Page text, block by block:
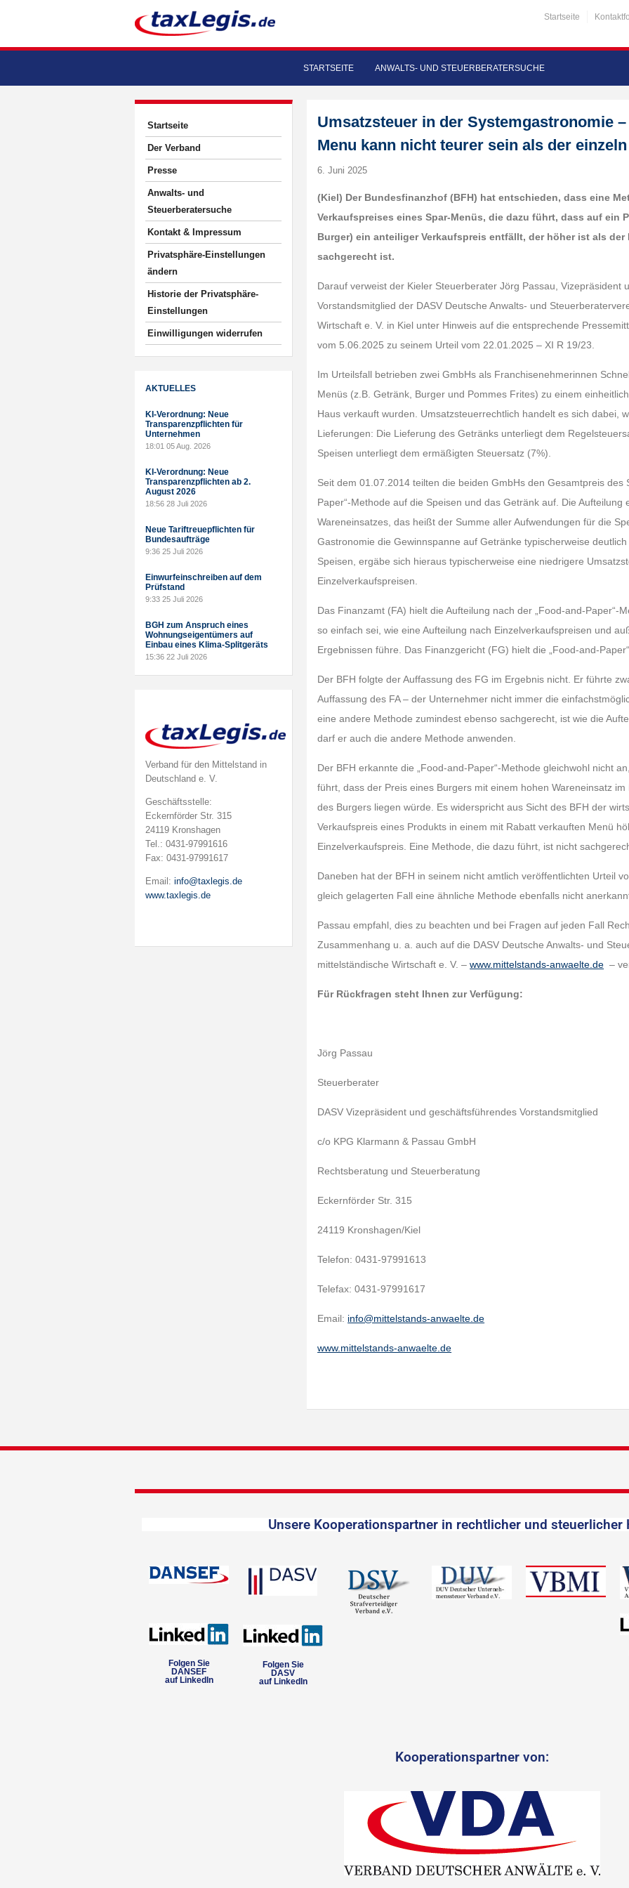
Startseite
STARTSEITE ANWALTS- UND STEUERBERATERSUCHE
Startseite
Der Verband
Presse
Anwalts- und
Steuerberatersuche
Kontakt & Impressum
Privatsphäre-Einstellungen
ändern
Historie der Privatsphäre-
Einstellungen
Einwilligungen widerrufen
AKTUELLES
KI-Verordnung: Neue
Transparenzpflichten für
Unternehmen
18:01 05 Aug. 2026
KI-Verordnung: Neue
Transparenzpflichten ab 2.
August 2026
18:56 28 Juli 2026
Neue Tariftreuepflichten für
Bundesaufträge
9:36 25 Juli 2026
Einwurfeinschreiben auf dem
Prüfstand
9:33 25 Juli 2026
BGH zum Anspruch eines
Wohnungseigentümers auf
Einbau eines Klima-Splitgeräts
15:36 22 Juli 2026
Verband für den Mittelstand in
Deutschland e. V.
Geschäftsstelle:
Eckernförder Str. 315
24119 Kronshagen
Tel.: 0431-97991616
Fax: 0431-97991617
Email: info@taxlegis.de
www.taxlegis.de
Umsatzsteuer in der Systemgastronomie
Menu kann nicht teurer sein als der
6. Juni 2025
(Kiel) Der Bundesfinanzhof (BFH) hat entschieden, dass eine
Verkaufspreises eines Spar-Menüs, die dazu führt, dass auf ein
Burger) ein anteiliger Verkaufspreis entfällt, der höher ist als
sachgerecht ist.
Darauf verweist der Kieler Steuerberater Jörg Passau, Vizepräsident
Vorstandsmitglied der DASV Deutsche Anwalts- und
Wirtschaft e. V. in Kiel unter Hinweis auf die entsprechende
vom 5.06.2025 zu seinem Urteil vom 22.01.2025 – XI R 19/23.
Im Urteilsfall betrieben zwei GmbHs als Franchisenehmerinnen
Menüs (z.B. Getränk, Burger und Pommes Frites) zu einem
Haus verkauft wurden. Umsatzsteuerrechtlich handelt es sich dabei,
Lieferungen: Die Lieferung des Getränks unterliegt dem
Speisen unterliegt dem ermäßigten Steuersatz (7%).
Seit dem 01.07.2014 teilten die beiden GmbHs den Gesamtpreis des
Paper“-Methode auf die Speisen und das Getränk auf. Die Aufteilung
Wareneinsatzes, das heißt der Summe aller Aufwendungen für die
Gastronomie die Gewinnspanne auf Getränke typischerweise
Speisen, ergäbe sich hieraus typischerweise eine niedrigere
Einzelverkaufspreisen.
Das Finanzamt (FA) hielt die Aufteilung nach der „Food-and-Paper“-
so einfach sei, wie eine Aufteilung nach Einzelverkaufspreisen und
Ergebnissen führe. Das Finanzgericht (FG) hielt die „Food-and-
Der BFH folgte der Auffassung des FG im Ergebnis nicht. Er führte
Auffassung des FA – der Unternehmer nicht immer die
eine andere Methode zumindest ebenso sachgerecht, ist wie die
darf er auch die andere Methode anwenden.
Der BFH erkannte die „Food-and-Paper“-Methode gleichwohl nicht
führt, dass der Preis eines Burgers mit einem hohen Wareneinsatz
des Burgers liegen würde. Es widerspricht aus Sicht des BFH der
Verkaufspreis eines Produkts in einem mit Rabatt verkauften Menü
Einzelverkaufspreis. Eine Methode, die dazu führt, ist nicht
Daneben hat der BFH in seinem nicht amtlich veröffentlichten Urteil
gleich gelagerten Fall eine ähnliche Methode ebenfalls nicht
Passau empfahl, dies zu beachten und bei Fragen auf jeden Fall
Zusammenhang u. a. auch auf die DASV Deutsche Anwalts- und
mittelständische Wirtschaft e. V. –www.mittelstands-anwaelte.de –
Für Rückfragen steht Ihnen zur Verfügung:
Jörg Passau
Steuerberater
DASV Vizepräsident und geschäftsführendes Vorstandsmitglied
c/o KPG Klarmann & Passau GmbH
Rechtsberatung und Steuerberatung
Eckernförder Str. 315
24119 Kronshagen/Kiel
Telefon: 0431-97991613
Telefax: 0431-97991617
Email: info@mittelstands-anwaelte.de
www.mittelstands-anwaelte.de
Unsere Kooperationspartner in rechtlicher und steuerlicher
Folgen Sie
DANSEF
auf LinkedIn
Folgen Sie
DASV
auf LinkedIn
Kooperationspartner von: